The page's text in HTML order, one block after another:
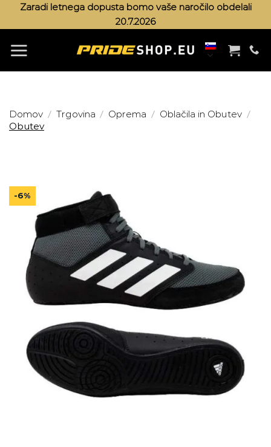
SkočiZaradi letnega dopusta bomo vaše naročilo obdelali
20.7.2026
Domov / Trgovina / Oprema / Oblačila in Obutev /
Obutev
-6%